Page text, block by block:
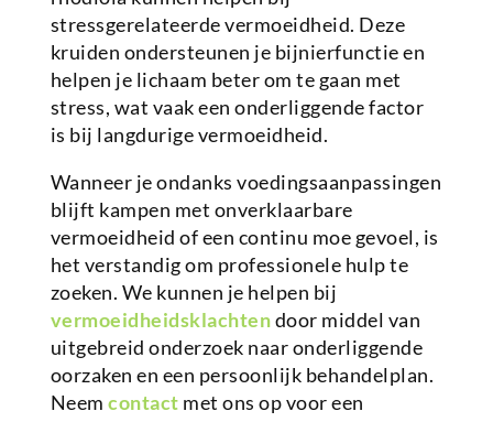
stressgerelateerde vermoeidheid. Deze
kruiden ondersteunen je bijnierfunctie en
helpen je lichaam beter om te gaan met
stress, wat vaak een onderliggende factor
is bij langdurige vermoeidheid.
Wanneer je ondanks voedingsaanpassingen
blijft kampen met onverklaarbare
vermoeidheid of een continu moe gevoel, is
het verstandig om professionele hulp te
zoeken. We kunnen je helpen bij
vermoeidheidsklachtendoor middel van
uitgebreid onderzoek naar onderliggende
oorzaken en een persoonlijk behandelplan.
Neemcontact met ons op voor een